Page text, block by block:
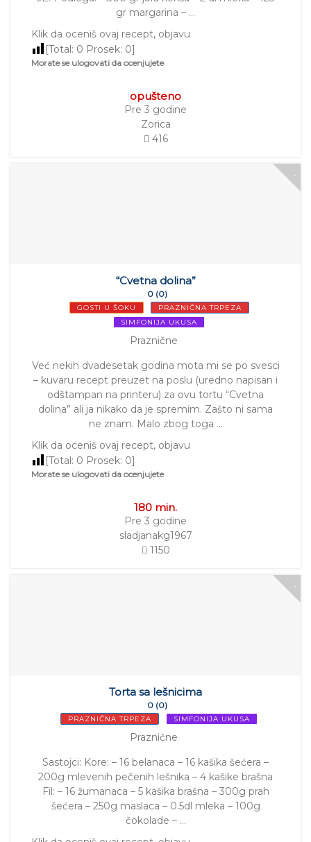
gr margarina – …
Klik da oceniš ovaj recept, objavu
[Total: 0 Prosek: 0]
Morate se ulogovati da ocenjujete
opušteno
Pre 3 godine
Zorica
416
“Cvetna dolina”
0 (0)
GOSTI U ŠOKU
PRAZNIČNA TRPEZA
SIMFONIJA UKUSA
Praznične
Već nekih dvadesetak godina mota mi se po svesci
– kuvaru recept preuzet na poslu (uredno napisan i
odštampan na printeru) za ovu tortu “Cvetna
dolina” ali ja nikako da je spremim. Zašto ni sama
ne znam. Malo zbog toga …
Klik da oceniš ovaj recept, objavu
[Total: 0 Prosek: 0]
Morate se ulogovati da ocenjujete
180 min.
Pre 3 godine
sladjanakg1967
1150
Torta sa lešnicima
0 (0)
PRAZNIČNA TRPEZA SIMFONIJA UKUSA
Praznične
Sastojci: Kore: – 16 belanaca – 16 kašika šećera –
200g mlevenih pečenih lešnika – 4 kašike brašna
Fil: – 16 žumanaca – 5 kašika brašna – 300g prah
šećera – 250g maslaca – 0.5dl mleka – 100g
čokolade – …